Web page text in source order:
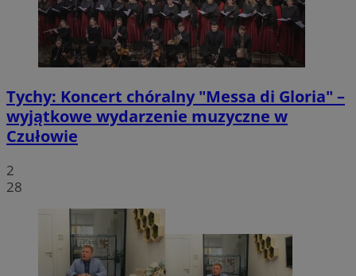
Tychy: Koncert chóralny "Messa di Gloria" –
wyjątkowe wydarzenie muzyczne w
Czułowie
2
28